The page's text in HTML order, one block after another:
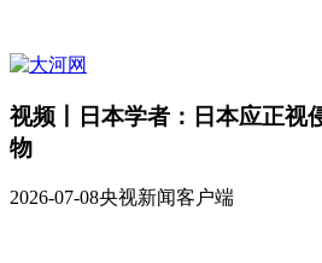
视频丨日本学者：日本应正视
物
2026-07-08央视新闻客户端